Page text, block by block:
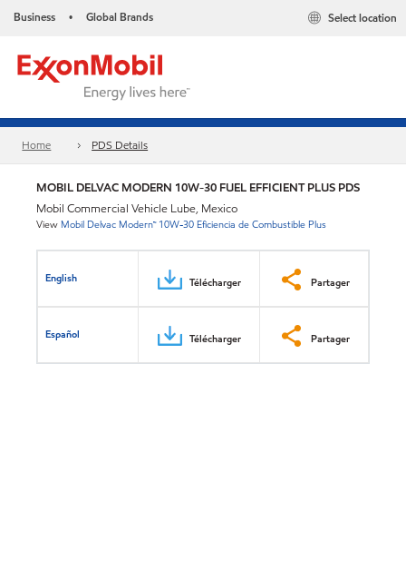
Business • Global Brands Select location
Home PDS Details
MOBIL DELVAC MODERN 10W-30 FUEL EFFICIENT PLUS PDS
Mobil Commercial Vehicle Lube, Mexico
View Mobil Delvac Modern™ 10W-30 Eficiencia de Combustible Plus
English Télécharger Partager
Español Télécharger Partager